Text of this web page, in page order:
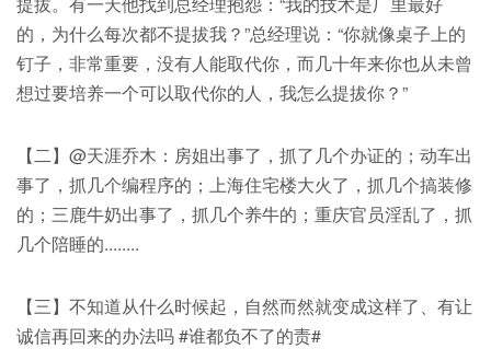
的，为什么每次都不提拔我？”总经理说：“你就像桌子上的
钉子，非常重要，没有人能取代你，而几十年来你也从未曾
想过要培养一个可以取代你的人，我怎么提拔你？”
【二】@天涯乔木：房姐出事了，抓了几个办证的；动车出
事了，抓几个编程序的；上海住宅楼大火了，抓几个搞装修
的；三鹿牛奶出事了，抓几个养牛的；重庆官员淫乱了，抓
几个陪睡的........
【三】不知道从什么时候起，自然而然就变成这样了、有让
诚信再回来的办法吗 #谁都负不了的责#